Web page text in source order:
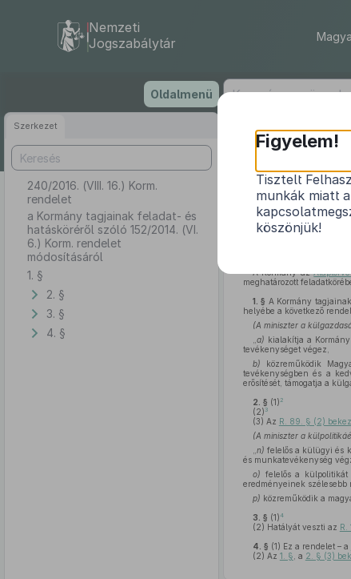
tartalomra
Nemzeti
Jogszabálytár
Oldalmenü
Szerkezet
240/2016. (VIII. 16.) Korm.
rendelet
a Kormány tagjainak feladat- és
hatásköréről szóló 152/2014. (VI.
6.) Korm. rendelet
módosításáról
1. §
2. §
3. §
4. §
a
A Kormány az
meghatározott
1. § A Kormány
helyébe a következő
(A miniszter a
a) kialakítja a
tevékenységet végez,
b) közreműködik
tevékenységben és a
erősítését, támogatja a
2. § (1) 2
(2) 3
(3) Az R. 89. § (2)
(A miniszter a
n) felelős a külügyi és
és munkatevékenység
o) felelős a
eredményeinek szélesebb
p) közreműködik a
3. § (1)4
(2) Hatályát veszti az R.
4. § (1) Ez a rendelet – a
(2) Az 1. § , a 2. § (3)
Figyelem!
Tisztelt
munkák miatt
köszönjük!